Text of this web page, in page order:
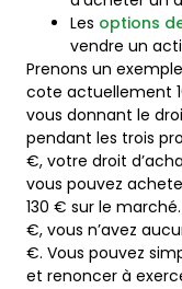
Les options
vendre un
Prenons un
cote actuellement
vous donnant le
pendant les trois
€, votre droit
vous pouvez
130 € sur le
€, vous n’avez
€. Vous pouvez
et renoncer à